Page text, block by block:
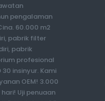
pengalaman
60.000 m2
pabrik filter
pabrik
profesional
insinyur. Kami
OEM! 3.000
Uji penuaan